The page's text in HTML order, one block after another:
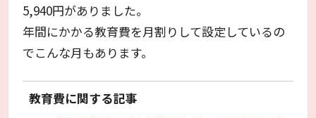
5,940円がありました。
年間にかかる教育費を月割りして設定しているの
でこんな月もあります。
教育費に関する記事